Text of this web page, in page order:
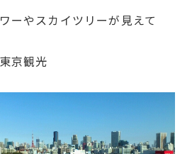
ーやスカイツリーが見えて
京観光